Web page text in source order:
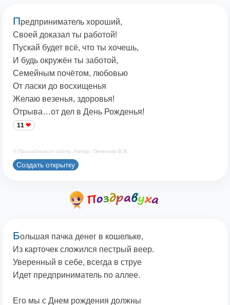
Предприниматель хороший,
Своей доказал ты работой!
Пускай будет всё, что ты хочешь,
И будь окружён ты заботой,
Семейным почётом, любовью
От ласки до восхищенья
Желаю везенья, здоровья!
Отрыва…от дел в День Рожденья!
11
© Принадлежит сайту. Автор: Печенова В.В.
Создать открытку
Большая пачка денег в кошельке,
Из карточек сложился пестрый веер.
Уверенный в себе, всегда в струе
Идет предприниматель по аллее.
Его мы с Днем рождения должны